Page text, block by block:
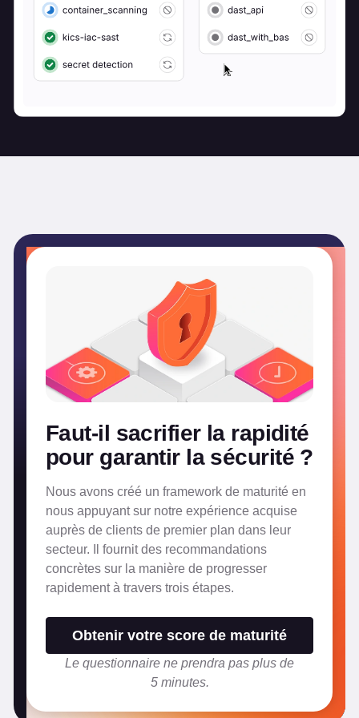
Faut-il sacrifier la rapidité
pour garantir la sécurité ?
Nous avons créé un framework de maturité en
nous appuyant sur notre expérience acquise
auprès de clients de premier plan dans leur
secteur. Il fournit des recommandations
concrètes sur la manière de progresser
rapidement à travers trois étapes.
Obtenir votre score de maturité
Le questionnaire ne prendra pas plus de
5 minutes.